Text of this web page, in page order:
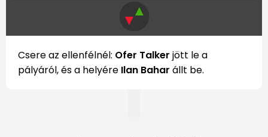
▼▲
Csere az ellenfélnél: Ofer Talker jött le a
pályáról, és a helyére Ilan Bahar állt be.